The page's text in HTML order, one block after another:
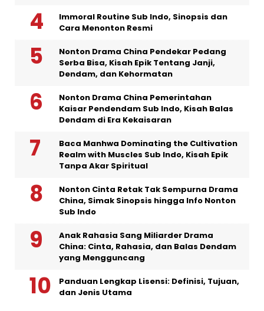
Immoral Routine Sub Indo, Sinopsis dan
Cara Menonton Resmi
Nonton Drama China Pendekar Pedang
Serba Bisa, Kisah Epik Tentang Janji,
Dendam, dan Kehormatan
Nonton Drama China Pemerintahan
Kaisar Pendendam Sub Indo, Kisah Balas
Dendam di Era Kekaisaran
Baca Manhwa Dominating the Cultivation
Realm with Muscles Sub Indo, Kisah Epik
Tanpa Akar Spiritual
Nonton Cinta Retak Tak Sempurna Drama
China, Simak Sinopsis hingga Info Nonton
Sub Indo
Anak Rahasia Sang Miliarder Drama
China: Cinta, Rahasia, dan Balas Dendam
yang Mengguncang
Panduan Lengkap Lisensi: Definisi, Tujuan,
dan Jenis Utama